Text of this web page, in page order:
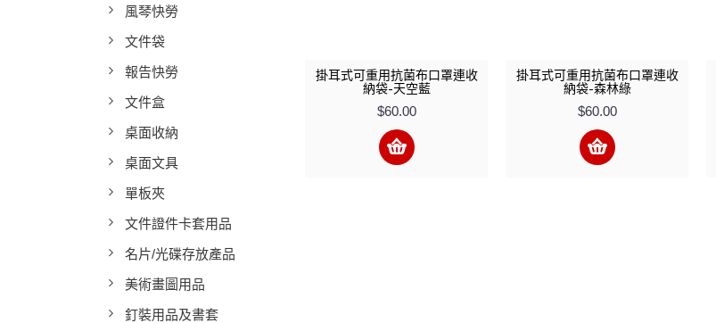
風琴快勞
文件袋
報告快勞
文件盒
桌面收納
桌面文具
單板夾
文件證件卡套用品
名片/光碟存放產品
美術畫圖用品
釘裝用品及書套
掛耳式可重用抗菌布口罩連收
納袋-天空藍
$60.00
掛耳式可重用抗菌布口罩連收
納袋-森林綠
$60.00